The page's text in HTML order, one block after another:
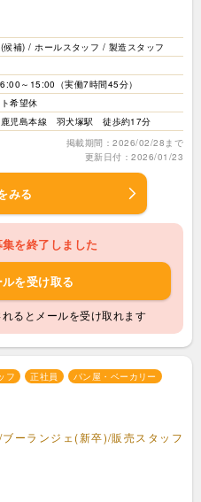
補) / ホールスタッフ / 製造スタッフ
～15:00（実働7時間45分）
希望休
児島本線 羽犬塚駅 徒歩約17分
掲載期間：2026/02/28まで
更新日付：2026/01/23
みる
を終了しました
を受け取る
るとメールを受け取れます
フ 正社員
パン屋・ベーカリー
ーランジェ(新卒)/販売スタッフ